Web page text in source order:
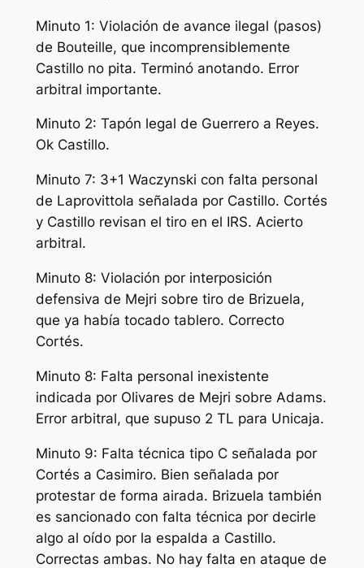
Minuto 1: Violación de avance ilegal (pasos)
de Bouteille, que incomprensiblemente
Castillo no pita. Terminó anotando. Error
arbitral importante.
Minuto 2: Tapón legal de Guerrero a Reyes.
Ok Castillo.
Minuto 7: 3+1 Waczynski con falta personal
de Laprovittola señalada por Castillo. Cortés
y Castillo revisan el tiro en el IRS. Acierto
arbitral.
Minuto 8: Violación por interposición
defensiva de Mejri sobre tiro de Brizuela,
que ya había tocado tablero. Correcto
Cortés.
Minuto 8: Falta personal inexistente
indicada por Olivares de Mejri sobre Adams.
Error arbitral, que supuso 2 TL para Unicaja.
Minuto 9: Falta técnica tipo C señalada por
Cortés a Casimiro. Bien señalada por
protestar de forma airada. Brizuela también
es sancionado con falta técnica por decirle
algo al oído por la espalda a Castillo.
Correctas ambas. No hay falta en ataque de